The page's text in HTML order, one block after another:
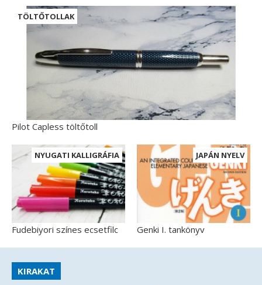
TÖLTŐTOLLAK
Pilot Capless töltőtoll
NYUGATI KALLIGRÁFIA
Fudebiyori színes ecsetfilc
JAPÁN NYELV
Genki I. tankönyv
KIRAKAT